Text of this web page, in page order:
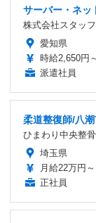
サーバー・ネッ
株式会社スタッ
愛知県
時給2,650円～
派遣社員
柔道整復師/八
ひまわり中央整
埼玉県
月給22万円～
正社員